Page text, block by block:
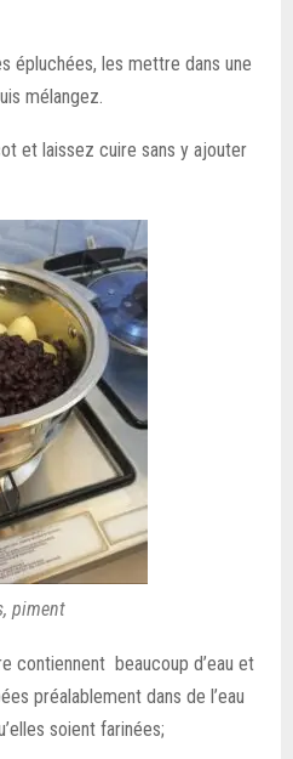
épluchées, les mettre dans une
mélangez.
et laissez cuire sans y ajouter
piment
contiennent beaucoup d’eau et
préalablement dans de l’eau
soient farinées;